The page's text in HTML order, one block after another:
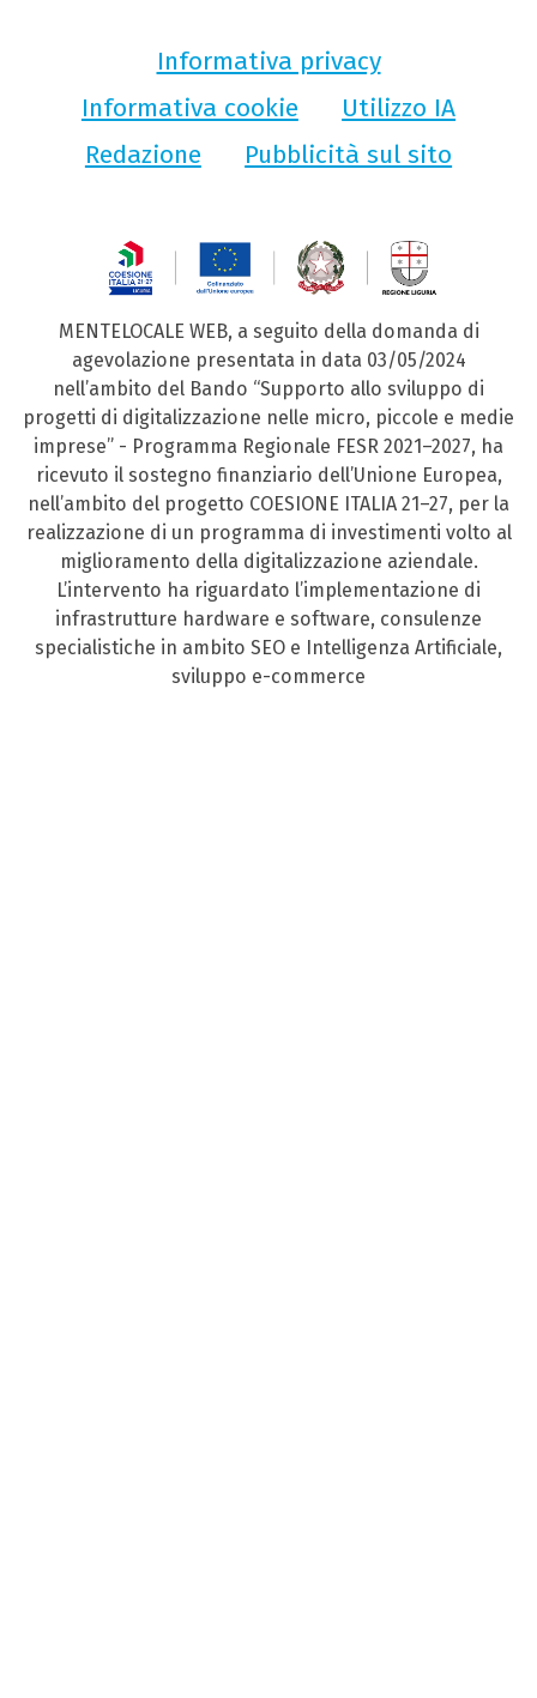
Informativa privacy
Informativa cookie
Utilizzo IA
Redazione
Pubblicità sul sito
MENTELOCALE WEB, a seguito della domanda di
agevolazione presentata in data 03/05/2024
nell’ambito del Bando “Supporto allo sviluppo di
progetti di digitalizzazione nelle micro, piccole e medie
imprese” - Programma Regionale FESR 2021–2027, ha
ricevuto il sostegno finanziario dell’Unione Europea,
nell’ambito del progetto COESIONE ITALIA 21–27, per la
realizzazione di un programma di investimenti volto al
miglioramento della digitalizzazione aziendale.
L’intervento ha riguardato l’implementazione di
infrastrutture hardware e software, consulenze
specialistiche in ambito SEO e Intelligenza Artificiale,
sviluppo e-commerce